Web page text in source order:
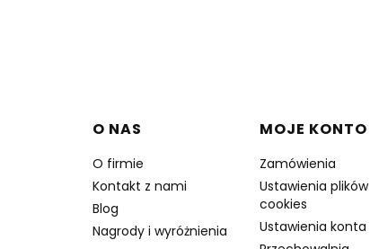
Linki w stopce
O NAS
O firmie
Kontakt z nami
Blog
Nagrody i wyróżnienia
MOJE KONTO
Zamówienia
Ustawienia plików
cookies
Ustawienia konta